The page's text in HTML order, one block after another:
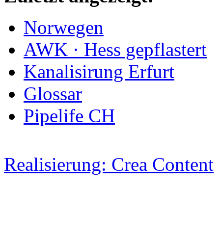
Norwegen
AWK · Hess gepflastert
Kanalisirung Erfurt
Glossar
Pipelife CH
Realisierung: Crea Content